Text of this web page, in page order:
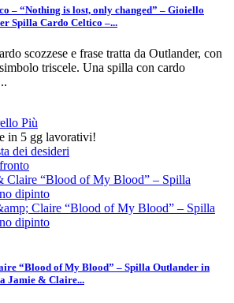
– “Nothing is lost, only changed” – Gioiello
Spilla Cardo Celtico –...
scozzese e frase tratta da Outlander, con
triscele. Una spilla con cardo
Più
in 5 gg lavorativi!
dei desideri
“Blood of My Blood” – Spilla Outlander in
Jamie & Claire...